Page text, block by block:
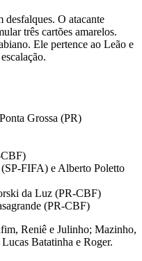
O atacante
três cartões amarelos.
Ele pertence ao Leão e
Grossa (PR)
CBF)
FIFA) e Alberto Poletto
da Luz (PR-CBF)
(PR-CBF)
Reniê e Julinho; Mazinho,
Batatinha e Roger.